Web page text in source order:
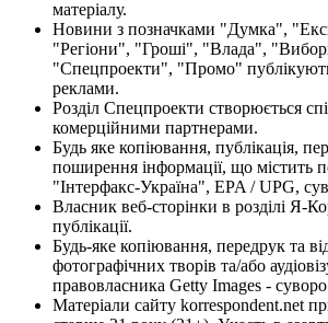
матеріалу.
Новини з позначками "Думка",
"Регіони", "Гроші", "Влада",
"Спецпроекти", "Промо"
реклами.
Розділ Спецпроекти створюється
комерційними партнерами.
Будь яке копіювання, публікація,
поширення інформації, що містить
"Інтерфакс-Україна", EPA / UPG,
Власник веб-сторінки в розділі Я-
публікації.
Будь-яке копіювання, передрук та
фотографічних творів та/або
правовласника Getty Images - суворо
Матеріали сайту korrespondent.net